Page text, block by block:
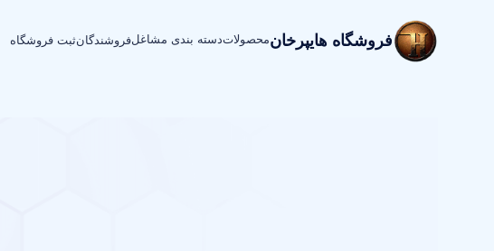
فروشگاه هایپرخانمحصولاتدسته بندی مشاغلفروشندگانثبت فروشگاه